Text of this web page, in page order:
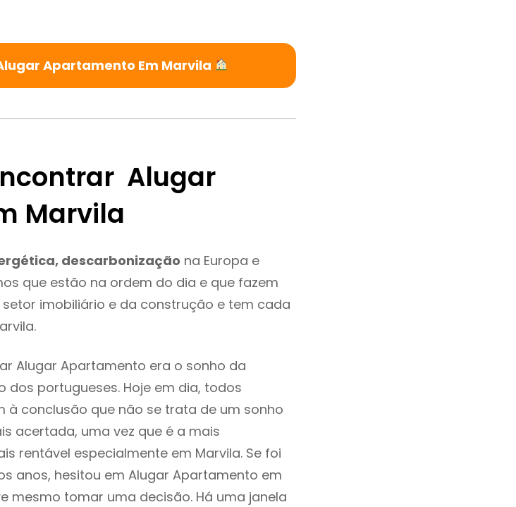
Apartamento Em Marvila
Alugar
Marvila
descarbonização na Europa e
que estão na ordem do dia e que fazem
imobiliário e da construção e tem cada
Alugar Apartamento era o sonho da
portugueses. Hoje em dia, todos
à conclusão que não se trata de um sonho
acertada, uma vez que é a mais
rentável especialmente em Marvila. Se foi
anos, hesitou em Alugar Apartamento em
mesmo tomar uma decisão. Há uma janela